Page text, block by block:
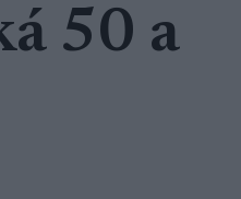
50 a